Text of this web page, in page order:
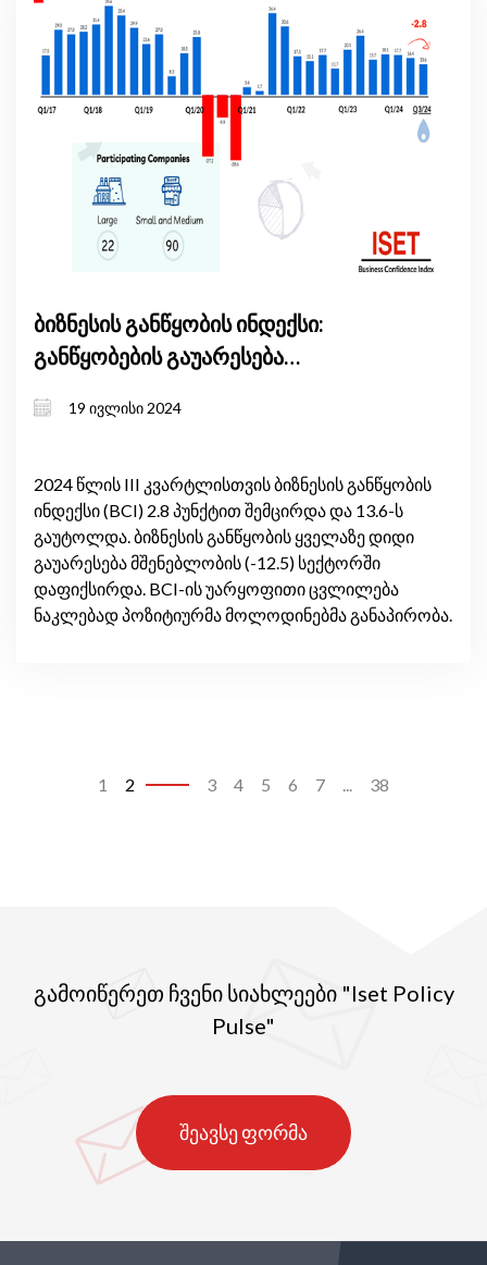
ბიზნესის განწყობის ინდექსი:
განწყობების გაუარესება
19 ივლისი 2024
2024 წლის III კვარტლისთვის ბიზნესის განწყობის
ინდექსი (BCI) 2.8 პუნქტით შემცირდა და 13.6-ს
გაუტოლდა. ბიზნესის განწყობის ყველაზე დიდი
გაუარესება მშენებლობის (-12.5) სექტორში
დაფიქსირდა. BCI-ის უარყოფითი ცვლილება
ნაკლებად პოზიტიურმა მოლოდინებმა განაპირობა.
1 2 3 4 5 6 7 ... 38
გამოიწერეთ ჩვენი სიახლეები "Iset Policy
Pulse"
შეავსე ფორმა